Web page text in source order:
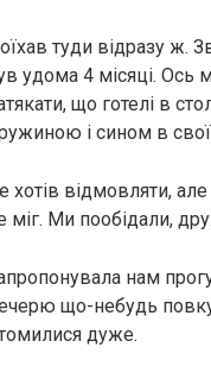
туди відразу ж.
удома 4 місяці. Ось
що готелі в
і сином в
хотів відмовляти,
міг. Ми пообідали,
нам
що-небудь
дуже.